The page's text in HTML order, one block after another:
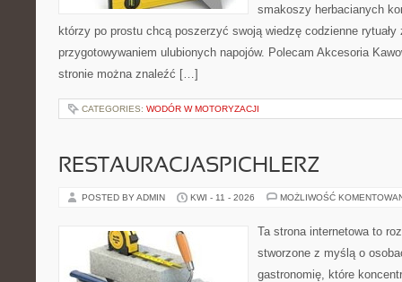
smakoszy herbacianych
którzy po prostu chcą poszerzyć swoją wiedzę codzienne rytuały
przygotowywaniem ulubionych napojów. Polecam Akcesoria
stronie można znaleźć […]
CATEGORIES: WODÓR W MOTORYZACJI
RESTAURACJASPICHLERZ
POSTED BY ADMIN KWI - 11 - 2026 MOŻLIWOŚĆ
Ta strona internetowa to
stworzone z myślą o
gastronomię, które